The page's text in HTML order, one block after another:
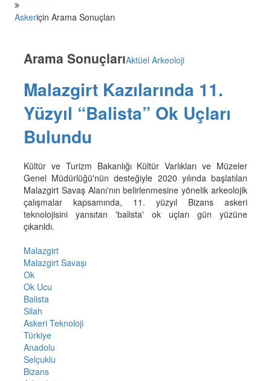
Askeriçin Arama Sonuçları
Arama SonuçlarıAktüel Arkeoloji
Malazgirt Kazılarında 11.
Yüzyıl “Balista” Ok Uçları
Bulundu
Kültür ve Turizm Bakanlığı Kültür Varlıkları ve Müzeler
Genel Müdürlüğü'nün desteğiyle 2020 yılında başlatılan
Malazgirt Savaş Alanı'nın belirlenmesine yönelik arkeolojik
çalışmalar kapsamında, 11. yüzyıl Bizans askeri
teknolojisini yansıtan 'balista' ok uçları gün yüzüne
çıkarıldı.
Malazgirt
Malazgirt Savaşı
Ok
Ok Ucu
Balista
Silah
Askeri Teknoloji
Türkiye
Anadolu
Selçuklu
Bizans